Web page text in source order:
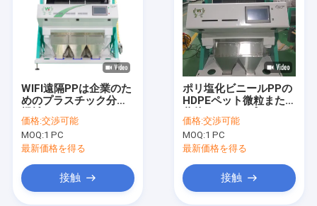
WIFI遠隔PPは企業のた
めのプラスチック分類
価格:交渉可能
MOQ:1 PC
最新価格を得る
接触
ポリ塩化ビニールPPの
HDPEペット微粒または
ック色の選別機の高精
度
価格:交渉可能
MOQ:1 PC
最新価格を得る
接触